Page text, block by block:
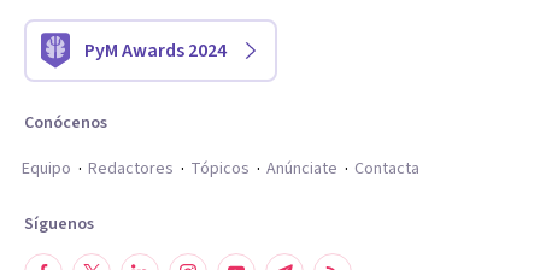
PyM Awards 2024
Conócenos
Equipo
Redactores Tópicos Anúnciate Contacta
Síguenos